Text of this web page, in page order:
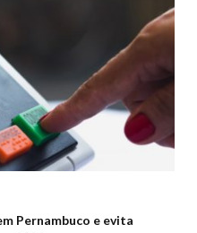
Pernambuco e evita